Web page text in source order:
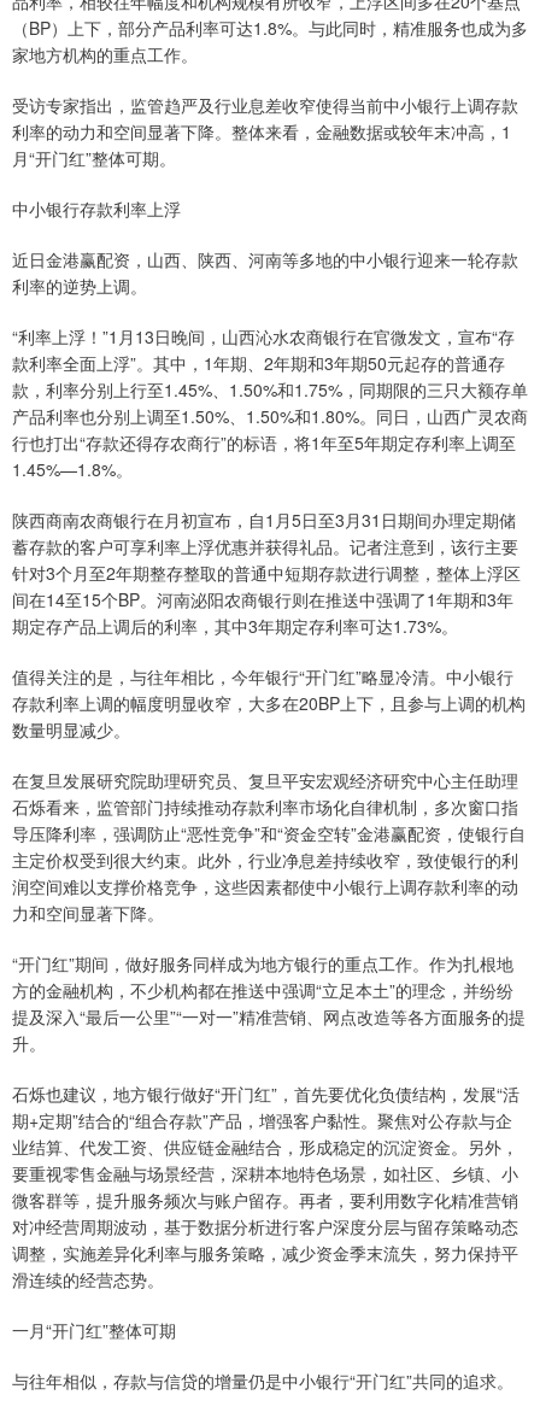
（BP）上下，部分产品利率可达1.8%。与此同时，精准服务也成为多
家地方机构的重点工作。
受访专家指出，监管趋严及行业息差收窄使得当前中小银行上调存款
利率的动力和空间显著下降。整体来看，金融数据或较年末冲高，1
月“开门红”整体可期。
中小银行存款利率上浮
近日金港赢配资，山西、陕西、河南等多地的中小银行迎来一轮存款
利率的逆势上调。
“利率上浮！”1月13日晚间，山西沁水农商银行在官微发文，宣布“存
款利率全面上浮”。其中，1年期、2年期和3年期50元起存的普通存
款，利率分别上行至1.45%、1.50%和1.75%，同期限的三只大额存单
产品利率也分别上调至1.50%、1.50%和1.80%。同日，山西广灵农商
行也打出“存款还得存农商行”的标语，将1年至5年期定存利率上调至
1.45%—1.8%。
陕西商南农商银行在月初宣布，自1月5日至3月31日期间办理定期储
蓄存款的客户可享利率上浮优惠并获得礼品。记者注意到，该行主要
针对3个月至2年期整存整取的普通中短期存款进行调整，整体上浮区
间在14至15个BP。河南泌阳农商银行则在推送中强调了1年期和3年
期定存产品上调后的利率，其中3年期定存利率可达1.73%。
值得关注的是，与往年相比，今年银行“开门红”略显冷清。中小银行
存款利率上调的幅度明显收窄，大多在20BP上下，且参与上调的机构
数量明显减少。
在复旦发展研究院助理研究员、复旦平安宏观经济研究中心主任助理
石烁看来，监管部门持续推动存款利率市场化自律机制，多次窗口指
导压降利率，强调防止“恶性竞争”和“资金空转”金港赢配资，使银行自
主定价权受到很大约束。此外，行业净息差持续收窄，致使银行的利
润空间难以支撑价格竞争，这些因素都使中小银行上调存款利率的动
力和空间显著下降。
“开门红”期间，做好服务同样成为地方银行的重点工作。作为扎根地
方的金融机构，不少机构都在推送中强调“立足本土”的理念，并纷纷
提及深入“最后一公里”“一对一”精准营销、网点改造等各方面服务的提
升。
石烁也建议，地方银行做好“开门红”，首先要优化负债结构，发展“活
期+定期”结合的“组合存款”产品，增强客户黏性。聚焦对公存款与企
业结算、代发工资、供应链金融结合，形成稳定的沉淀资金。另外，
要重视零售金融与场景经营，深耕本地特色场景，如社区、乡镇、小
微客群等，提升服务频次与账户留存。再者，要利用数字化精准营销
对冲经营周期波动，基于数据分析进行客户深度分层与留存策略动态
调整，实施差异化利率与服务策略，减少资金季末流失，努力保持平
滑连续的经营态势。
一月“开门红”整体可期
与往年相似，存款与信贷的增量仍是中小银行“开门红”共同的追求。